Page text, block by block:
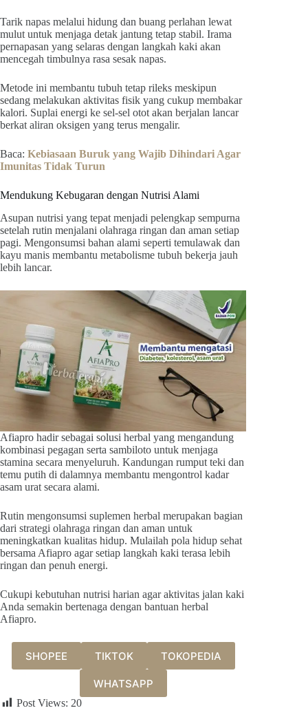
Tarik napas melalui hidung dan buang perlahan lewat
mulut untuk menjaga detak jantung tetap stabil. Irama
pernapasan yang selaras dengan langkah kaki akan
mencegah timbulnya rasa sesak napas.
Metode ini membantu tubuh tetap rileks meskipun
sedang melakukan aktivitas fisik yang cukup membakar
kalori. Suplai energi ke sel-sel otot akan berjalan lancar
berkat aliran oksigen yang terus mengalir.
Baca: Kebiasaan Buruk yang Wajib Dihindari Agar
Imunitas Tidak Turun
Mendukung Kebugaran dengan Nutrisi Alami
Asupan nutrisi yang tepat menjadi pelengkap sempurna
setelah rutin menjalani olahraga ringan dan aman setiap
pagi. Mengonsumsi bahan alami seperti temulawak dan
kayu manis membantu metabolisme tubuh bekerja jauh
lebih lancar.
Afiapro hadir sebagai solusi herbal yang mengandung
kombinasi pegagan serta sambiloto untuk menjaga
stamina secara menyeluruh. Kandungan rumput teki dan
temu putih di dalamnya membantu mengontrol kadar
asam urat secara alami.
Rutin mengonsumsi suplemen herbal merupakan bagian
dari strategi olahraga ringan dan aman untuk
meningkatkan kualitas hidup. Mulailah pola hidup sehat
bersama Afiapro agar setiap langkah kaki terasa lebih
ringan dan penuh energi.
Cukupi kebutuhan nutrisi harian agar aktivitas jalan kaki
Anda semakin bertenaga dengan bantuan herbal
Afiapro.
SHOPEE TIKTOK TOKOPEDIA
WHATSAPP
Post Views: 20